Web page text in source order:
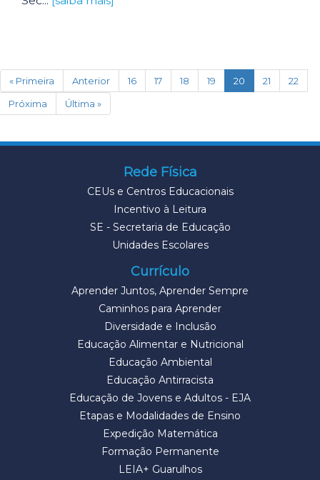
« Primeira Anterior 16 17 18 19 20 (current)
21
22
Próxima
Última »
Rede Física
CEUs e Centros Educacionais
Incentivo à Leitura
SE - Secretaria de Educação
Unidades Escolares
Currículo
Aprender Juntos, Aprender Sempre
Caminhos para Aprender
Diversidade e Inclusão
Educação Alimentar e Nutricional
Educação Ambiental
Educação Antirracista
Educação de Jovens e Adultos - EJA
Etapas e Modalidades de Ensino
Expedição Matemática
Formação Permanente
LEIA+ Guarulhos